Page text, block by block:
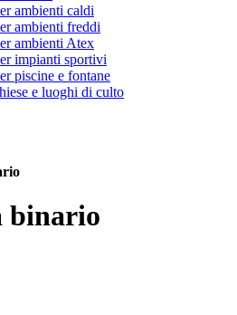
ambienti caldi
ambienti freddi
ambienti Atex
impianti sportivi
piscine e fontane
e luoghi di culto
binario